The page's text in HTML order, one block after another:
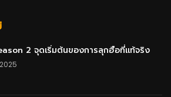
2 จุดเริ่มต้นของการลุกฮือที่แท้จริง